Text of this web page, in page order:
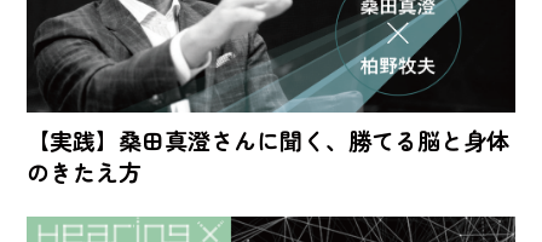
【実践】桑田真澄さんに聞く、勝てる脳と身体
のきたえ方